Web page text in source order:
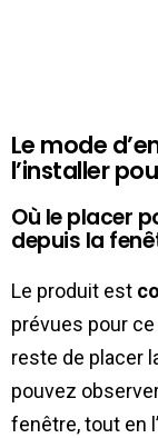
Le mode
l’installer
Où le placer
depuis la
Le produit est
prévues pour
reste de placer
pouvez
fenêtre, tout en